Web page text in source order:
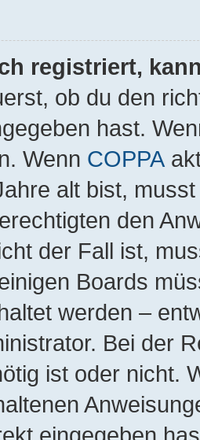
registriert,
ob du den
hast.
Wenn COPPA
alt bist,
den
der Fall ist,
Boards
werden –
Bei der
ist oder nicht.